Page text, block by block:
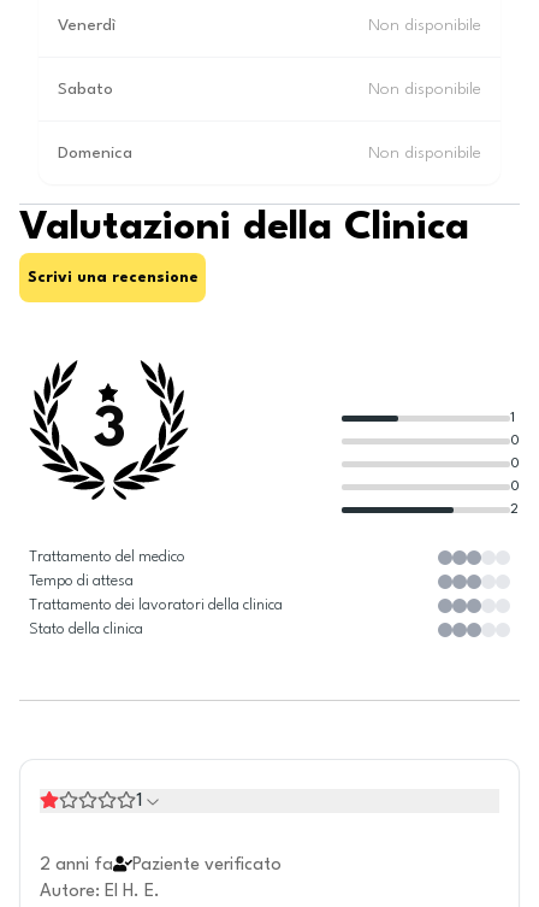
Venerdì Non disponibile
Sabato Non disponibile
Domenica Non disponibile
Valutazioni della Clinica
Scrivi una recensione
3
2
0
0
0
1
Trattamento del medico
Tempo di attesa
Trattamento dei lavoratori della clinica
Stato della clinica
1
2 anni fa
Paziente verificato
Autore: El H. E.